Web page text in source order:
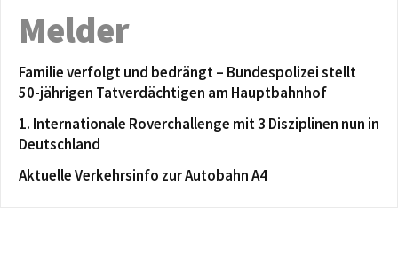
Melder
Familie verfolgt und bedrängt – Bundespolizei stellt
50-jährigen Tatverdächtigen am Hauptbahnhof
1. Internationale Roverchallenge mit 3 Disziplinen nun in
Deutschland
Aktuelle Verkehrsinfo zur Autobahn A4